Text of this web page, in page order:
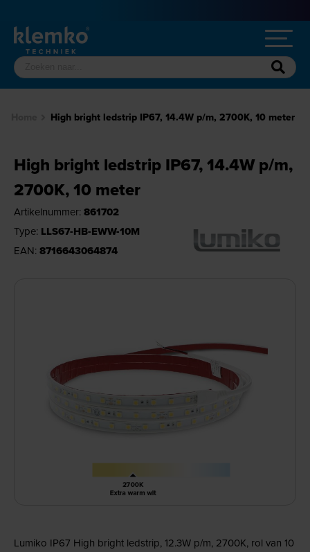
High bright ledstrip IP67, 14.4W p/m, 2700K, 10 meter
High bright ledstrip IP67, 14.4W p/m,
2700K, 10 meter
Artikelnummer: 861702
Type: LLS67-HB-EWW-10M
EAN: 8716643064874
Lumiko IP67 High bright ledstrip, 12.3W p/m, 2700K, rol van 10